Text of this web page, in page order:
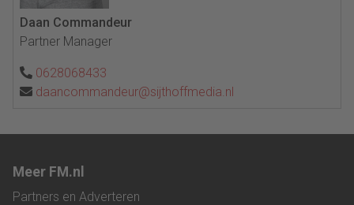
Daan Commandeur
Partner Manager
0628068433
daancommandeur@sijthoffmedia.nl
Meer FM.nl
Partners en Adverteren